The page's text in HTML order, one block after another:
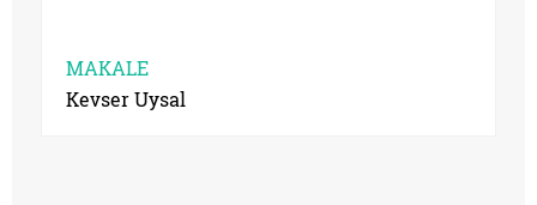
MAKALE
Kevser Uysal